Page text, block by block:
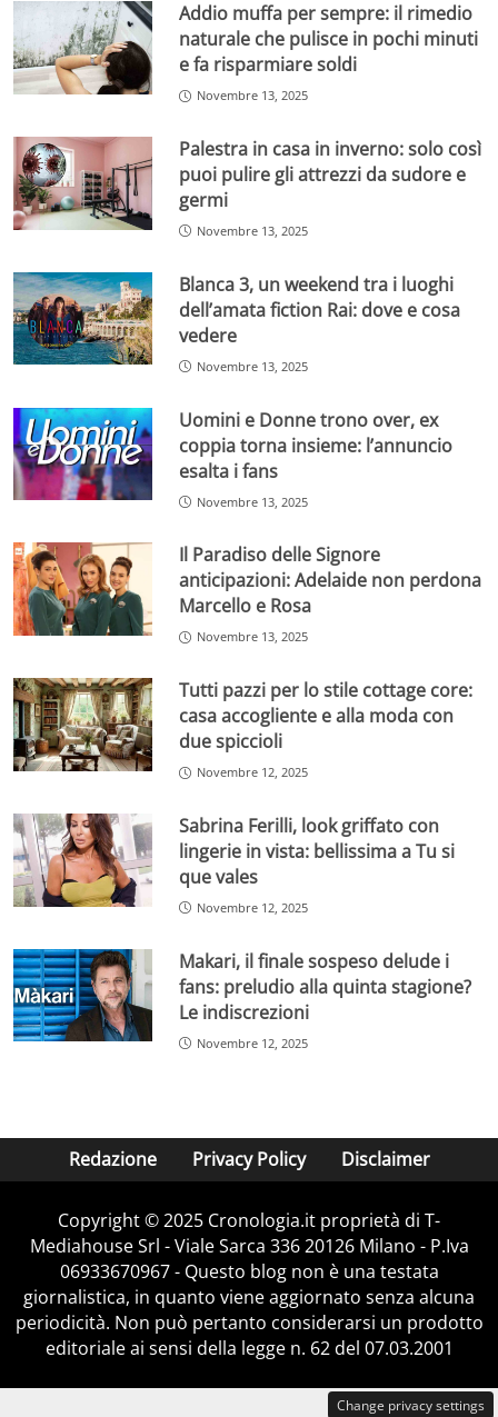
Addio muffa per sempre: il rimedio
naturale che pulisce in pochi minuti
e fa risparmiare soldi
Novembre 13, 2025
Palestra in casa in inverno: solo così
puoi pulire gli attrezzi da sudore e
germi
Novembre 13, 2025
Blanca 3, un weekend tra i luoghi
dell’amata fiction Rai: dove e cosa
vedere
Novembre 13, 2025
Uomini e Donne trono over, ex
coppia torna insieme: l’annuncio
esalta i fans
Novembre 13, 2025
Il Paradiso delle Signore
anticipazioni: Adelaide non perdona
Marcello e Rosa
Novembre 13, 2025
Tutti pazzi per lo stile cottage core:
casa accogliente e alla moda con
due spiccioli
Novembre 12, 2025
Sabrina Ferilli, look griffato con
lingerie in vista: bellissima a Tu si
que vales
Novembre 12, 2025
Makari, il finale sospeso delude i
fans: preludio alla quinta stagione?
Le indiscrezioni
Novembre 12, 2025
Redazione Privacy Policy Disclaimer
Copyright © 2025 Cronologia.it proprietà di T-
Mediahouse Srl - Viale Sarca 336 20126 Milano - P.Iva
06933670967 - Questo blog non è una testata
giornalistica, in quanto viene aggiornato senza alcuna
periodicità. Non può pertanto considerarsi un prodotto
editoriale ai sensi della legge n. 62 del 07.03.2001
Change privacy settings